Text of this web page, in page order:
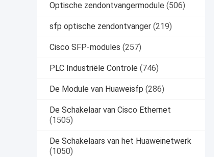
Optische zendontvangermodule (506)
sfp optische zendontvanger (219)
Cisco SFP-modules (257)
PLC Industriële Controle (746)
De Module van Huaweisfp (286)
De Schakelaar van Cisco Ethernet
(1505)
De Schakelaars van het Huaweinetwerk
(1050)